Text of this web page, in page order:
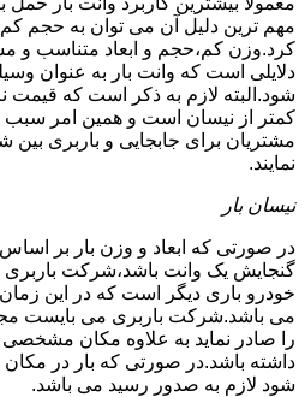
مهم ترین دلیل آن می توان به حجم
کرد.وزن کم،حجم و ابعاد متناسب و
دلایلی است که وانت بار به عنوان
شود.البته لازم به ذکر است که قیمت
کمتر از نیسان است و همین امر سبب
مشتریان برای جابجایی و باربری بین
نمایند.
نیسان بار
در صورتی که ابعاد و وزن بار بر
گنجایش یک وانت باشد،شرکت
خودرو باری دیگر است که در این زمان
می باشد.شرکت باربری می بایست
را صادر نماید به علاوه مکان مشخصی
داشته باشد.در صورتی که بار در
شود لازم به صدور رسید می باشد.